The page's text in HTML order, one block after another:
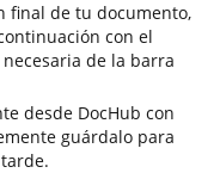
final de tu documento,
con el
de la barra
desde DocHub con
guárdalo para